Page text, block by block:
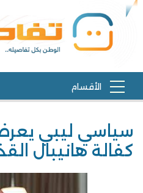
سياسي ليبي
كفالة هانيبال